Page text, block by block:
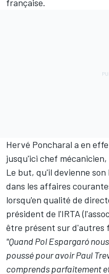
française.
Hervé Poncharal a en
jusqu'ici chef
Le but, qu'il devienne
dans les affaires
lorsqu'en qualité de
président de l'IRTA
être présent sur d'autres
"Quand Pol Espargaró
poussé pour avoir Paul
comprends parfaitement